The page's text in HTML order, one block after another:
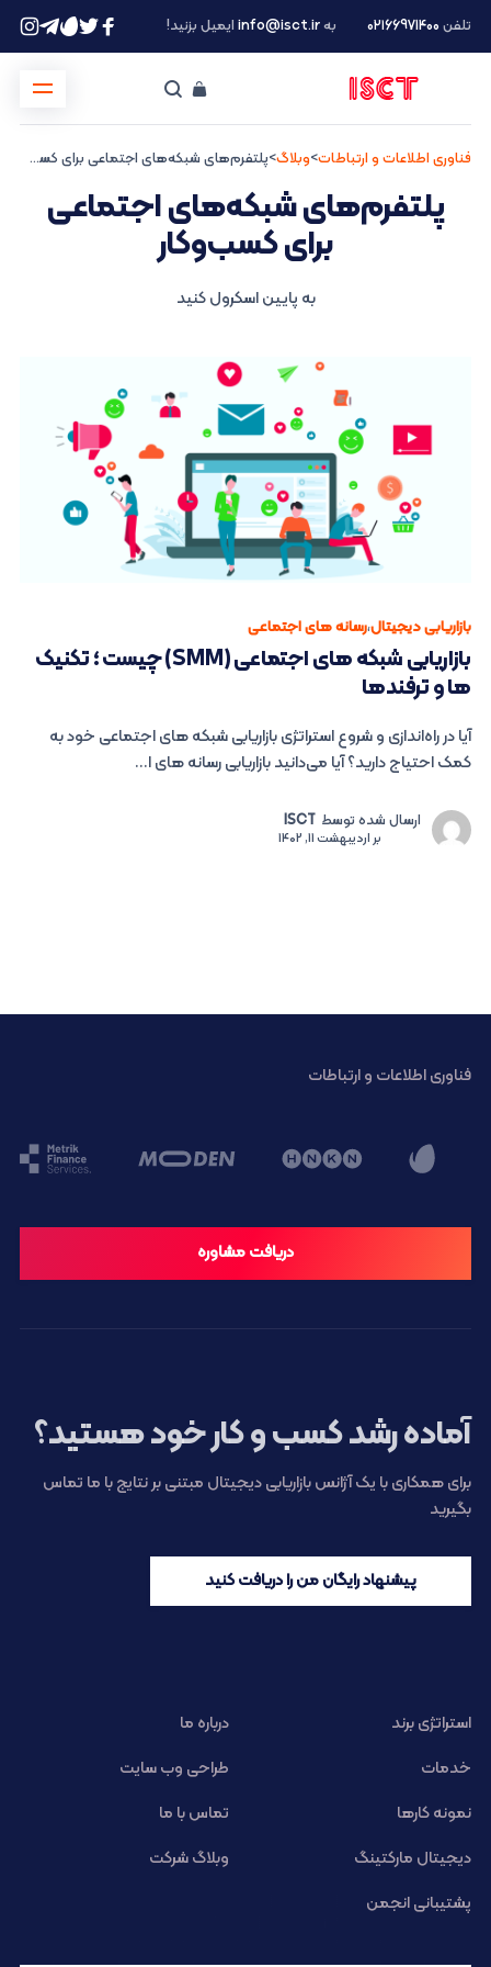
تلفن ۰۲۱66971400 بهinfo@isct.irایمیل بزنید!
فناوری اطلاعات و ارتباطات>وبلاگ> پلتفرم‌های شبکه‌های اجتماعی برای کسب‌وکار
پلتفرم‌های شبکه‌های اجتماعی
برای کسب‌وکار
به پایین اسکرول کنید
بازاریابی دیجیتال،رسانه های اجتماعی
بازاریابی شبکه های اجتماعی (SMM) چیست ؛ تکنیک
ها و ترفندها
آیا در راه‌اندازی و شروع استراتژی بازاریابی شبکه های اجتماعی خود به
کمک احتیاج دارید؟ آیا می‌دانید بازاریابی رسانه های ا...
ارسال شده توسط ISCT
براردیبهشت 11, 1402
فناوری اطلاعات و ارتباطات
دریافت مشاوره
آماده رشد کسب و کار خود هستید؟
برای همکاری با یک آژانس بازاریابی دیجیتال مبتنی بر نتایج با ما تماس
بگیرید
پیشنهاد رایگان من را دریافت کنید
استراتژی برند
درباره ما
خدمات
طراحی وب سایت
نمونه کارها
تماس با ما
دیجیتال مارکتینگ
وبلاگ شرکت
پشتیبانی انجمن